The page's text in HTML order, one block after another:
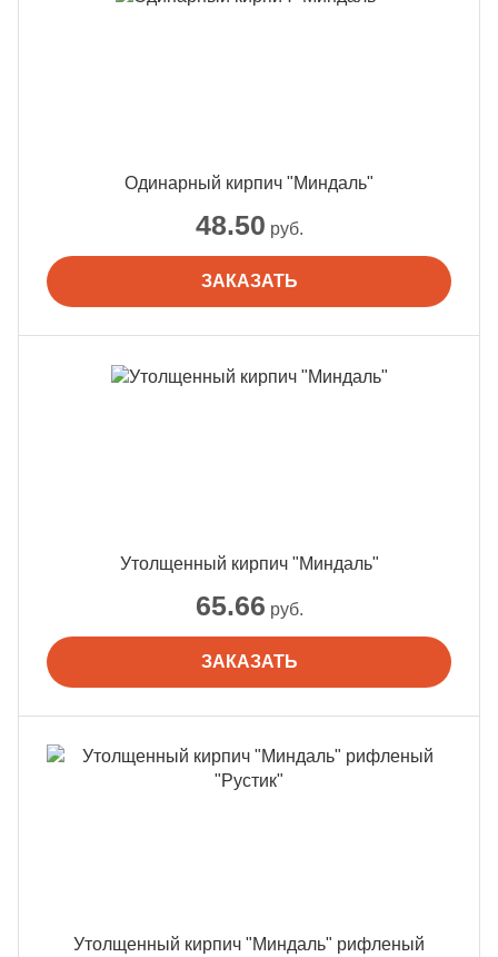
48.50 руб.
ЗАКАЗАТЬ
Одинарный кирпич "Миндаль"
65.66 руб.
ЗАКАЗАТЬ
Утолщенный кирпич "Миндаль"
Утолщенный кирпич "Миндаль" рифленый